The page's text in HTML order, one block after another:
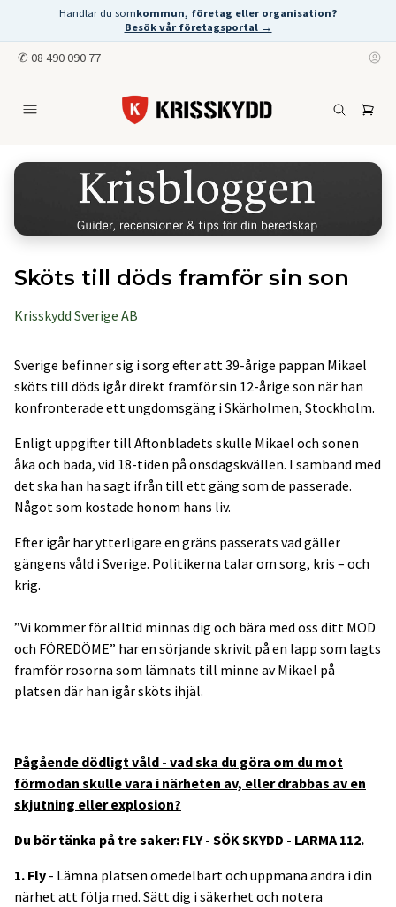
Handlar du somkommun, företag eller organisation?
Besök vår företagsportal →
✆ 08 490 090 77
Sköts till döds framför sin son
Krisskydd Sverige AB
Sverige befinner sig i sorg efter att 39-årige pappan Mikael
sköts till döds igår direkt framför sin 12-årige son när han
konfronterade ett ungdomsgäng i Skärholmen, Stockholm.
Enligt uppgifter till Aftonbladets skulle Mikael och sonen
åka och bada, vid 18-tiden på onsdagskvällen. I samband med
det ska han ha sagt ifrån till ett gäng som de passerade.
Något som kostade honom hans liv.
Efter igår har ytterligare en gräns passerats vad gäller
gängens våld i Sverige. Politikerna talar om sorg, kris – och
krig.
”Vi kommer för alltid minnas dig och bära med oss ditt MOD
och FÖREDÖME” har en sörjande skrivit på en lapp som lagts
framför rosorna som lämnats till minne av Mikael på
platsen där han igår sköts ihjäl.
Pågående dödligt våld - vad ska du göra om du mot
förmodan skulle vara i närheten av, eller drabbas av en
skjutning eller explosion?
Du bör tänka på tre saker: FLY - SÖK SKYDD - LARMA 112.
1. Fly - Lämna platsen omedelbart och uppmana andra i din
närhet att följa med. Sätt dig i säkerhet och notera